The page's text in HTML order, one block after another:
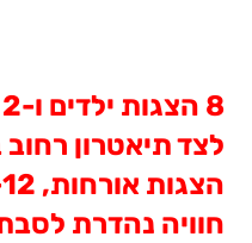
8 הצגות ילדים ו -
לצד תיאטרון
הצגות אורחות,
חוויה נהדרת